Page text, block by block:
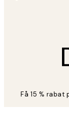
Få 15 %